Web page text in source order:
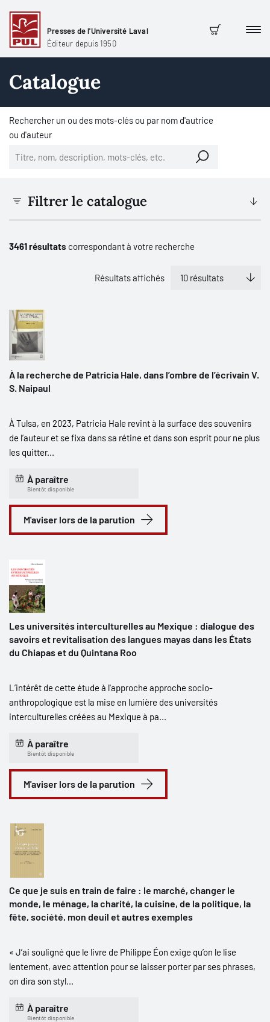
Presses de l'Université Laval
Éditeur depuis 1950
Panier
Catalogue
Rechercher un ou des mots-clés ou par nom d'autrice
ou d'auteur
Filtrer le catalogue
3461 résultats correspondant à votre recherche
Résultats affichés
À la recherche de Patricia Hale, dans l’ombre de l’écrivain V.
S. Naipaul
À Tulsa, en 2023, Patricia Hale revint à la surface des souvenirs
de l’auteur et se fixa dans sa rétine et dans son esprit pour ne plus
les quitter...
À paraître
Bientôt disponible
M'aviser lors de la parution
Les universités interculturelles au Mexique : dialogue des
savoirs et revitalisation des langues mayas dans les États
du Chiapas et du Quintana Roo
L’intérêt de cette étude à l'approche approche socio-
anthropologique est la mise en lumière des universités
interculturelles créées au Mexique à pa...
À paraître
Bientôt disponible
M'aviser lors de la parution
Ce que je suis en train de faire : le marché, changer le
monde, le ménage, la charité, la cuisine, de la politique, la
fête, société, mon deuil et autres exemples
« J’ai souligné que le livre de Philippe Éon exige qu’on le lise
lentement, avec attention pour se laisser porter par ses phrases,
on dira son styl...
À paraître
Bientôt disponible